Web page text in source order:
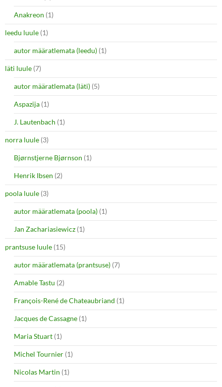
Anakreon (1)
leedu luule (1)
autor määratlemata (leedu) (1)
läti luule (7)
autor määratlemata (läti) (5)
Aspazija (1)
J. Lautenbach (1)
norra luule (3)
Bjørnstjerne Bjørnson (1)
Henrik Ibsen (2)
poola luule (3)
autor määratlemata (poola) (1)
Jan Zachariasiewicz (1)
prantsuse luule (15)
autor määratlemata (prantsuse) (7)
Amable Tastu (2)
François-René de Chateaubriand (1)
Jacques de Cassagne (1)
Maria Stuart (1)
Michel Tournier (1)
Nicolas Martin (1)